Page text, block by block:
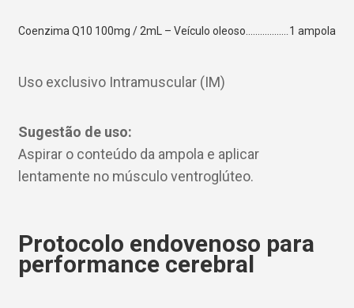
Coenzima Q10 100mg / 2mL – Veículo oleoso 1 ampola
Uso exclusivo Intramuscular (IM)
Sugestão de uso:
Aspirar o conteúdo da ampola e aplicar
lentamente no músculo ventroglúteo.
Protocolo endovenoso para
performance cerebral